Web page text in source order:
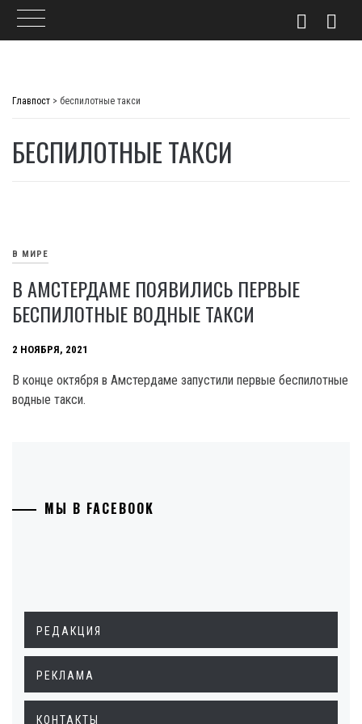
Главпост > беспилотные такси
БЕСПИЛОТНЫЕ ТАКСИ
В МИРЕ
В АМСТЕРДАМЕ ПОЯВИЛИСЬ ПЕРВЫЕ
БЕСПИЛОТНЫЕ ВОДНЫЕ ТАКСИ
2 НОЯБРЯ, 2021
В конце октября в Амстердаме запустили первые беспилотные
водные такси.
МЫ В FACEBOOK
РЕДАКЦИЯ
РЕКЛАМА
КОНТАКТЫ